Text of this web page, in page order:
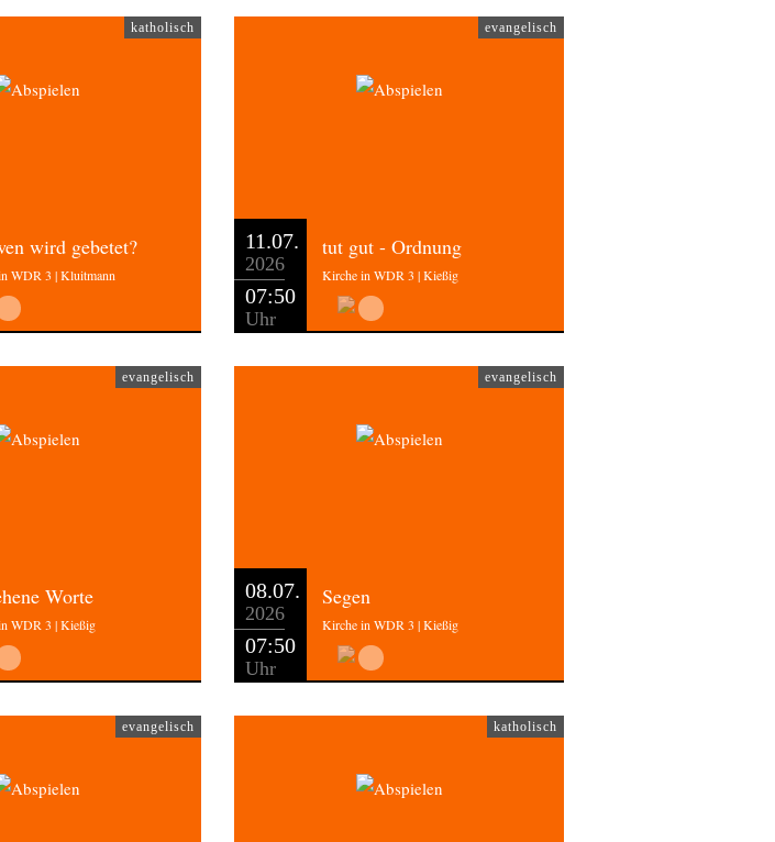
katholisch
wird gebetet?
WDR 3 | Kluitmann
evangelisch
11.07.
2026
07:50
Uhr
tut gut - Ordnung
Kirche in WDR 3 | Kießig
evangelisch
Worte
WDR 3 | Kießig
evangelisch
08.07.
2026
07:50
Uhr
Segen
Kirche in WDR 3 | Kießig
evangelisch katholisch